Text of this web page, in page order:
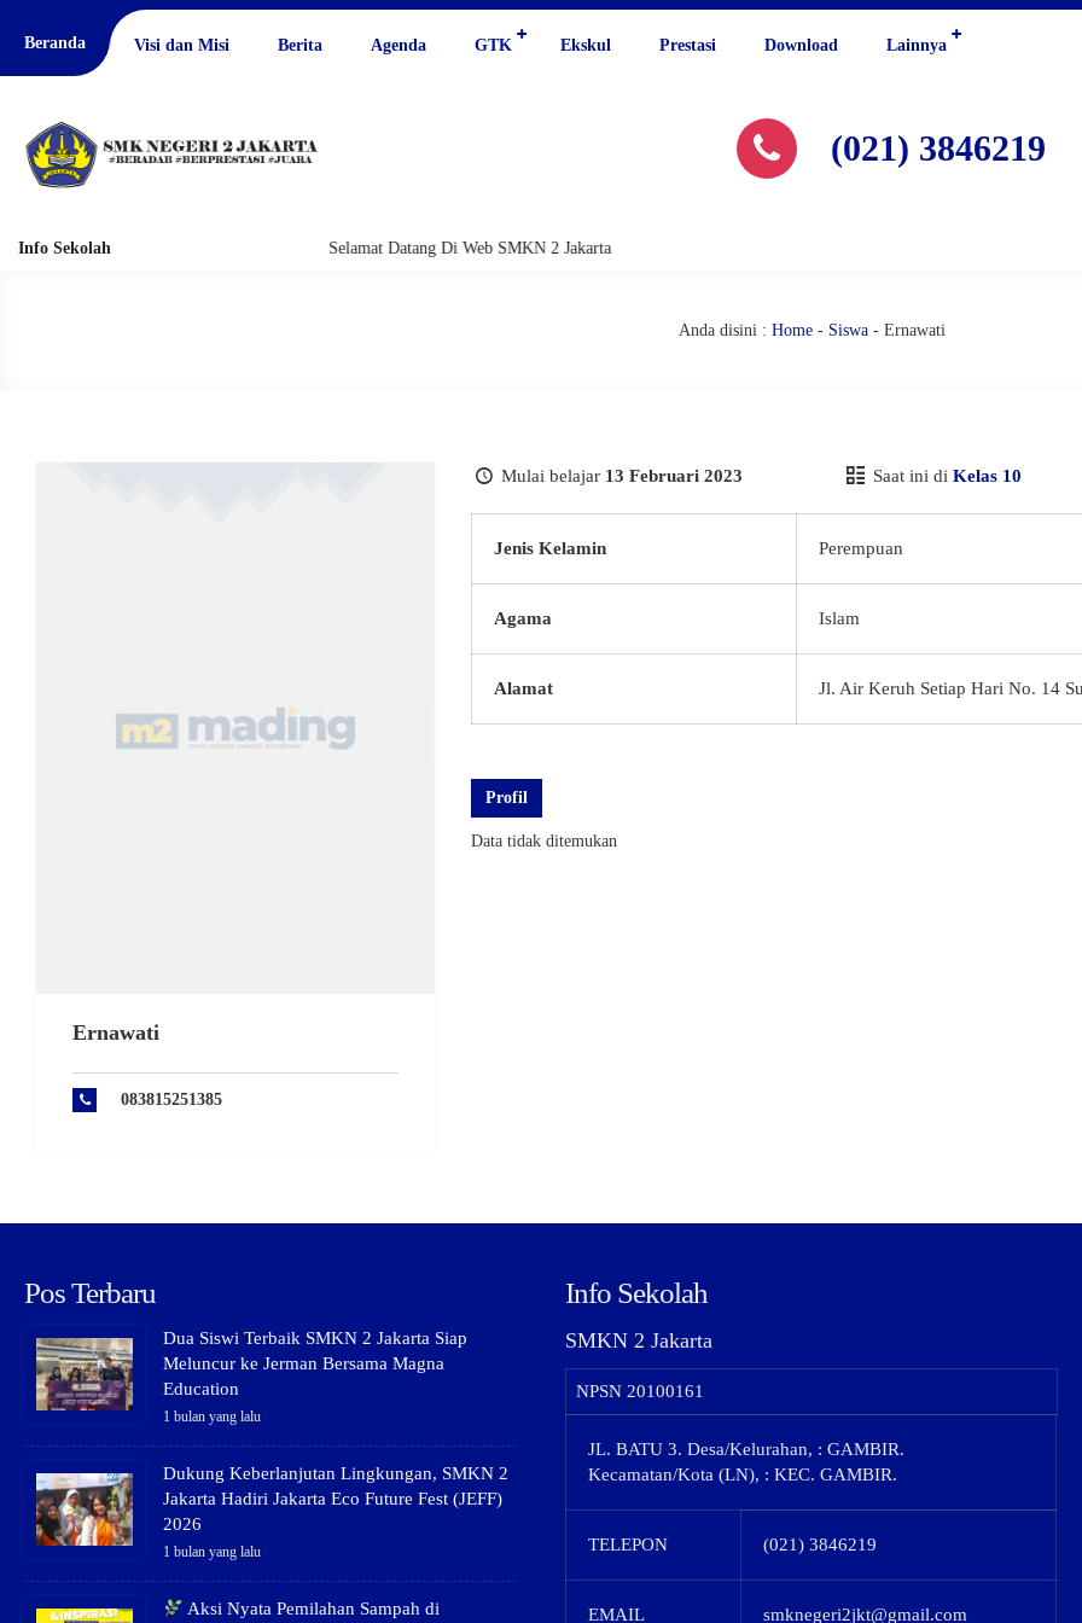
Beranda Visi dan Misi Berita Agenda GTK Ekskul Prestasi Download Lainnya
(021) 3846219
Info Sekolah Selamat Datang Di Web SMKN 2 Jakarta
Anda disini : Home- Siswa- Ernawati
Ernawati
083815251385
Mulai belajar 13 Februari 2023 Saat ini di Kelas 10
Jenis Kelamin Perempuan
Agama Islam
Alamat Jl. Air Keruh Setiap Hari No. 14
Profil
Data tidak ditemukan
Pos Terbaru
Dua Siswi Terbaik SMKN 2 Jakarta Siap
Meluncur ke Jerman Bersama Magna
Education
1 bulan yang lalu
Dukung Keberlanjutan Lingkungan, SMKN 2
Jakarta Hadiri Jakarta Eco Future Fest (JEFF)
2026
1 bulan yang lalu
Aksi Nyata Pemilahan Sampah di
Info Sekolah
SMKN 2 Jakarta
NPSN 20100161
JL. BATU 3. Desa/Kelurahan, : GAMBIR.
Kecamatan/Kota (LN), : KEC. GAMBIR.
TELEPON (021) 3846219
EMAIL smknegeri2jkt@gmail.com